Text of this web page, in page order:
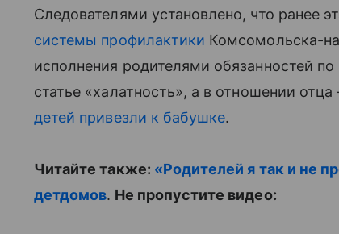
Следователями установлено, что ранее
системы профилактики Комсомольска-
исполнения родителями обязанностей
статье «халатность», а в отношении
детей привезли к бабушке.
Читайте также: «Родителей я так и не
детдомов. Не пропустите видео: